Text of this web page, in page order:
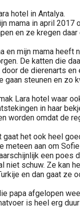
hotel in Antalya.
mama in april
en ze kregen
en mijn mama
De katten die
de dierenarts
steunen en zo
Lara hotel waar
in haar
worden omdat de
het ook heel
meteen aan om
een
schuw. Ze kan
en dan gaat
afgelopen
is heel erg